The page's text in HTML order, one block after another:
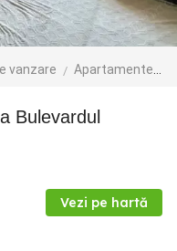
vanzare Apartamente de vanzare
Vezi pe hartă